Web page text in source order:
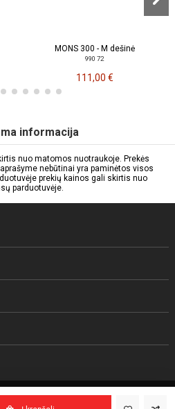
MONS 300 - M dešinė
990 72
111,00 €
informacija
nuo matomos nuotraukoje. Prekės
nebūtinai yra paminėtos visos
prekių kainos gali skirtis nuo
parduotuvėje.
UAB EuroAtletas